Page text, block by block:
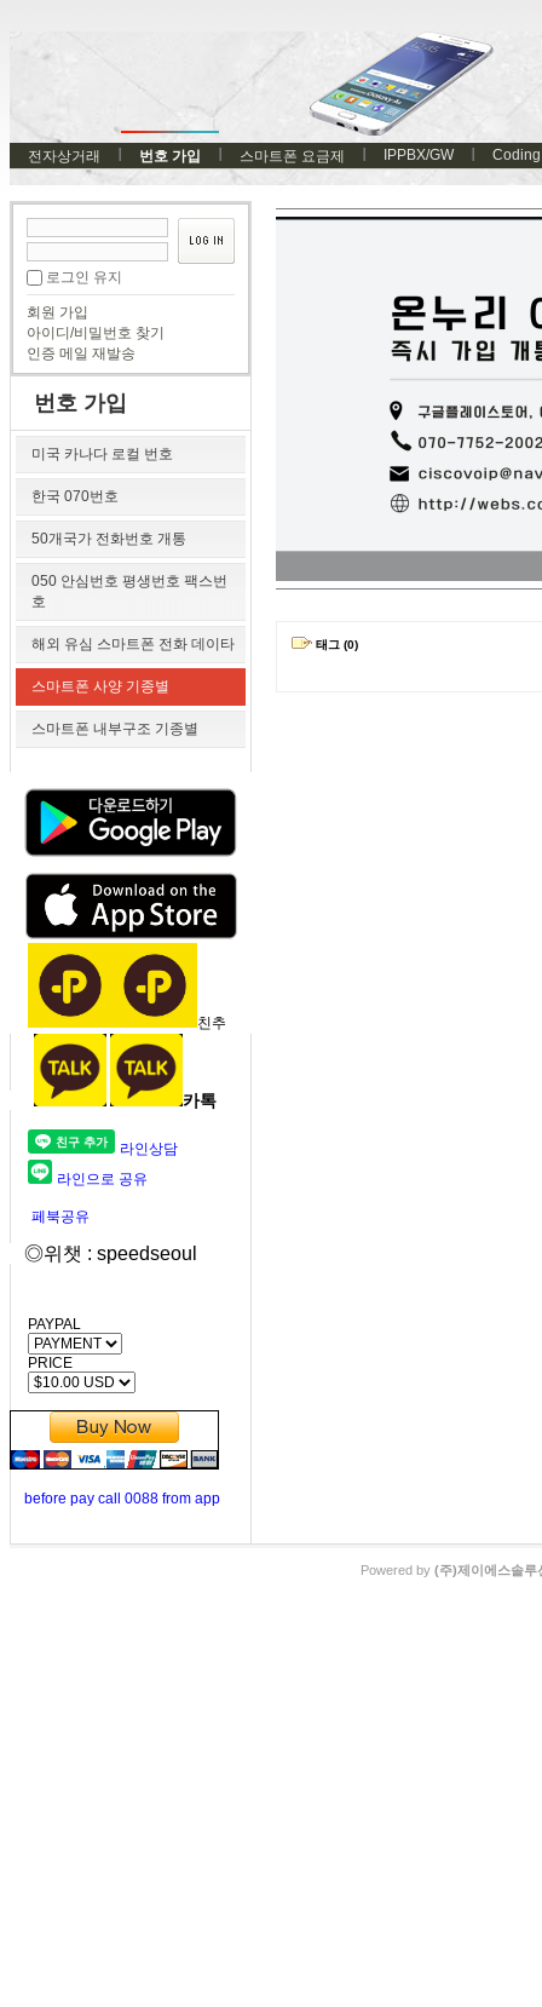
전자상거래 번호 가입 스마트폰 요금제 IPPBX/GW Coding
로그인 유지
회원 가입
아이디/비밀번호 찾기
인증 메일 재발송
번호 가입
미국 카나다 로컬 번호
한국 070번호
50개국가 전화번호 개통
050 안심번호 평생번호 팩스번
호
해외 유심 스마트폰 전화 데이타
스마트폰 사양 기종별
스마트폰 내부구조 기종별
친추
카톡
라인상담
라인으로 공유
페북공유
◎위챗 : speedseoul
PAYPAL
PRICE
before pay call 0088 from app
태그 (0)
Powered by (주)제이에스솔루